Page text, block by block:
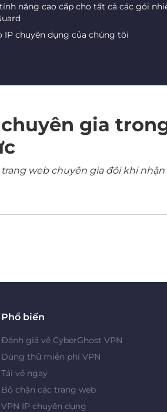
năng cao cấp cho tất cả các gói
IP chuyên dụng của chúng tôi
gia
web chuyên gia đôi khi
Phổ biến
Đánh giá về CyberGhost VPN
Dùng thử miễn phí VPN
Tải về ngay
Bỏ chặn các trang web
VPN IP chuyên dụng